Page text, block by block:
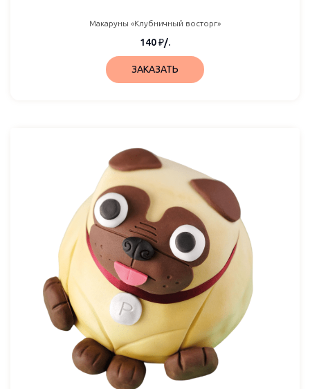
Макаруны «Клубничный восторг»
140₽/.
ЗАКАЗАТЬ